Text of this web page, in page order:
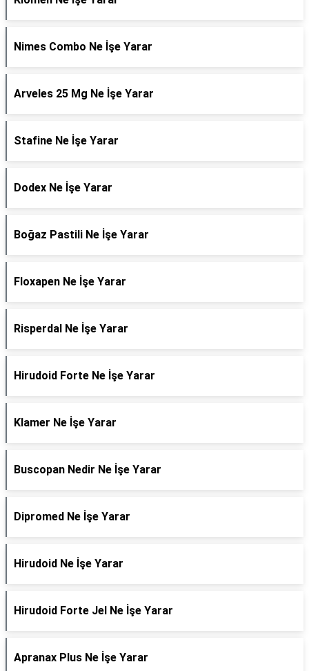
Nimes Combo Ne İşe Yarar
Arveles 25 Mg Ne İşe Yarar
Stafine Ne İşe Yarar
Dodex Ne İşe Yarar
Boğaz Pastili Ne İşe Yarar
Floxapen Ne İşe Yarar
Risperdal Ne İşe Yarar
Hirudoid Forte Ne İşe Yarar
Klamer Ne İşe Yarar
Buscopan Nedir Ne İşe Yarar
Dipromed Ne İşe Yarar
Hirudoid Ne İşe Yarar
Hirudoid Forte Jel Ne İşe Yarar
Apranax Plus Ne İşe Yarar